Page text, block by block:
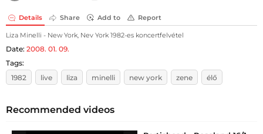
Details Share Add to Report
Liza Minelli - New York, Nev York 1982-es koncertfelvétel
Date: 2008. 01. 09.
Tags:
1982
live liza minelli new york zene élő
Recommended videos